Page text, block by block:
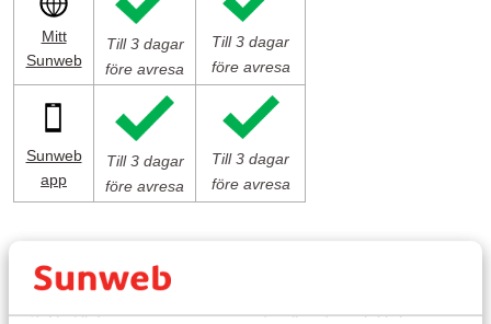
Mitt
Sunweb
Till 3 dagar
före avresa
Till 3 dagar
före avresa
Sunweb
app
Till 3 dagar
före avresa
Till 3 dagar
före avresa
Hur ändrar jag ett namn i Mitt Sunweb?
Öppna din bokning i
Gå till den resenär vars namn du vill ändra och klicka på